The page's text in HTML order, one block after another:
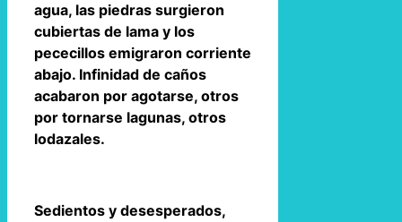
agua, las piedras surgieron
cubiertas de lama y los
pececillos emigraron corriente
abajo. Infinidad de caños
acabaron por agotarse, otros
por tornarse lagunas, otros
lodazales.
Sedientos y desesperados,